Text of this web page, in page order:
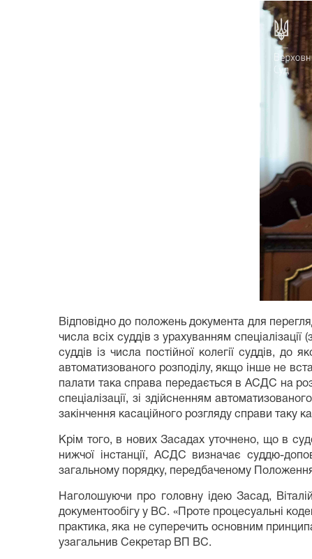
Відповідно до положень документа для
числа всіх суддів з урахуванням
суддів із числа постійної колегії суддів,
автоматизованого розподілу, якщо інше не
палати така справа передається в АСДС на
спеціалізації, зі здійсненням
закінчення касаційного розгляду справи таку
Крім того, в нових Засадах уточнено, що в
нижчої інстанції, АСДС визначає суддю-
загальному порядку, передбаченому
Наголошуючи про головну ідею Засад,
документообігу у ВС. «Проте процесуальні
практика, яка не суперечить основним
узагальнив Секретар ВП ВС.